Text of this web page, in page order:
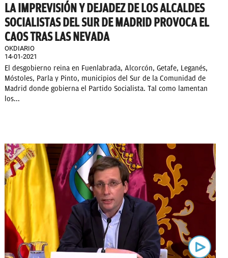
LA IMPREVISIÓN Y DEJADEZ DE LOS ALCALDES
SOCIALISTAS DEL SUR DE MADRID PROVOCA EL
CAOS TRAS LAS NEVADA
OKDIARIO
14-01-2021
El desgobierno reina en Fuenlabrada, Alcorcón, Getafe, Leganés,
Móstoles, Parla y Pinto, municipios del Sur de la Comunidad de
Madrid donde gobierna el Partido Socialista. Tal como lamentan
los...